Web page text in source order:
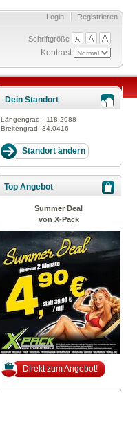
Registrieren
Login
Schriftgröße
Kontrast
Dein Standort
Längengrad: -118.2988
Breitengrad: 34.0416
Top Angebot
Summer Deal
von X-Pack
Direkt zum Angebot!